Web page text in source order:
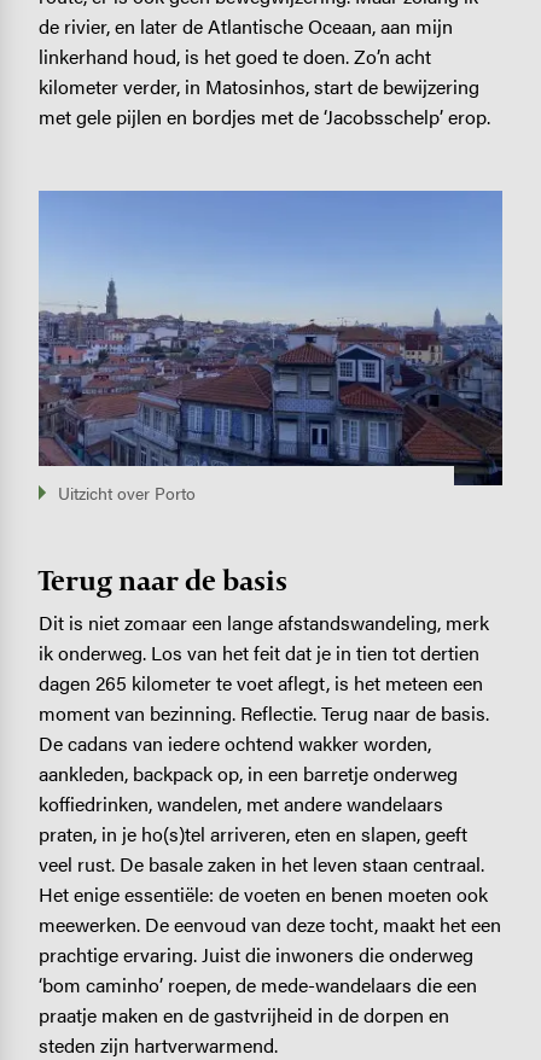
de rivier, en later de Atlantische Oceaan, aan mijn
linkerhand houd, is het goed te doen. Zo’n acht
kilometer verder, in Matosinhos, start de bewijzering
met gele pijlen en bordjes met de ‘Jacobsschelp’ erop.
Uitzicht over Porto
Terug naar de basis
Dit is niet zomaar een lange afstandswandeling, merk
ik onderweg. Los van het feit dat je in tien tot dertien
dagen 265 kilometer te voet aflegt, is het meteen een
moment van bezinning. Reflectie. Terug naar de basis.
De cadans van iedere ochtend wakker worden,
aankleden, backpack op, in een barretje onderweg
koffiedrinken, wandelen, met andere wandelaars
praten, in je ho(s)tel arriveren, eten en slapen, geeft
veel rust. De basale zaken in het leven staan centraal.
Het enige essentiële: de voeten en benen moeten ook
meewerken. De eenvoud van deze tocht, maakt het een
prachtige ervaring. Juist die inwoners die onderweg
‘bom caminho’ roepen, de mede-wandelaars die een
praatje maken en de gastvrijheid in de dorpen en
steden zijn hartverwarmend.